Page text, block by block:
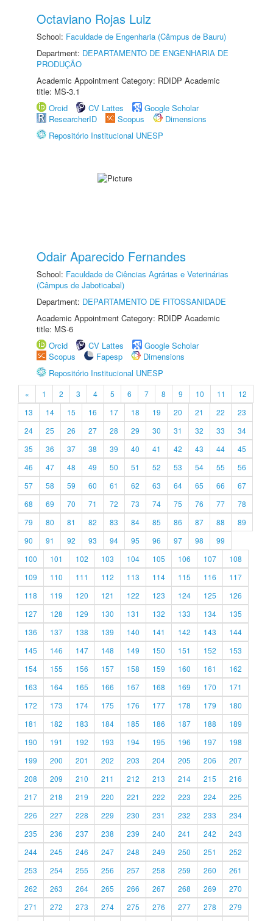
Octaviano Rojas Luiz
School: Faculdade de Engenharia (Câmpus de Bauru)
Department: DEPARTAMENTO DE ENGENHARIA DE
PRODUÇÃO
Academic Appointment Category: RDIDP Academic
title: MS-3.1
Orcid
CV Lattes
Google Scholar
ResearcherID
Scopus
Dimensions
Repositório Institucional UNESP
Odair Aparecido Fernandes
School: Faculdade de Ciências Agrárias e Veterinárias
(Câmpus de Jaboticabal)
Department: DEPARTAMENTO DE FITOSSANIDADE
Academic Appointment Category: RDIDP Academic
title: MS-6
Orcid
CV Lattes
Google Scholar
Scopus
Fapesp
Dimensions
Repositório Institucional UNESP
« 1 2 3 4 5 6 7 8 9 10 11
12
13
14 15 16 17 18 19 20 21 22
23
24
25 26 27 28 29 30 31 32 33
34
35
36 37 38 39 40 41 42 43 44
45
46
47 48 49 50 51 52 53 54 55
56
57
58 59 60 61 62 63 64 65 66
67
68
69 70 71 72 73 74 75 76 77
78
79
80 81 82 83 84 85 86 87 88
89
90
91 92 93 94 95 96 97 98
99
100
101 102 103 104 105 106 107
108
109
110 111 112 113 114 115 116
117
118
119 120 121 122 123 124 125
126
127
128 129 130 131 132 133 134
135
136
137 138 139 140 141 142 143
144
145
146 147 148 149 150 151 152
153
154
155 156 157 158 159 160 161
162
163
164 165 166 167 168 169 170
171
172
173 174 175 176 177 178 179
180
181
182 183 184 185 186 187 188
189
190
191 192 193 194 195 196 197
198
199
200 201 202 203 204 205 206
207
208
209 210 211 212 213 214 215
216
217
218 219 220 221 222 223 224
225
226
227 228 229 230 231 232 233
234
235
236 237 238 239 240 241 242
243
244
245 246 247 248 249 250 251
252
253
254 255 256 257 258 259 260
261
262
263 264 265 266 267 268 269
270
271
272 273 274 275 276 277 278
279